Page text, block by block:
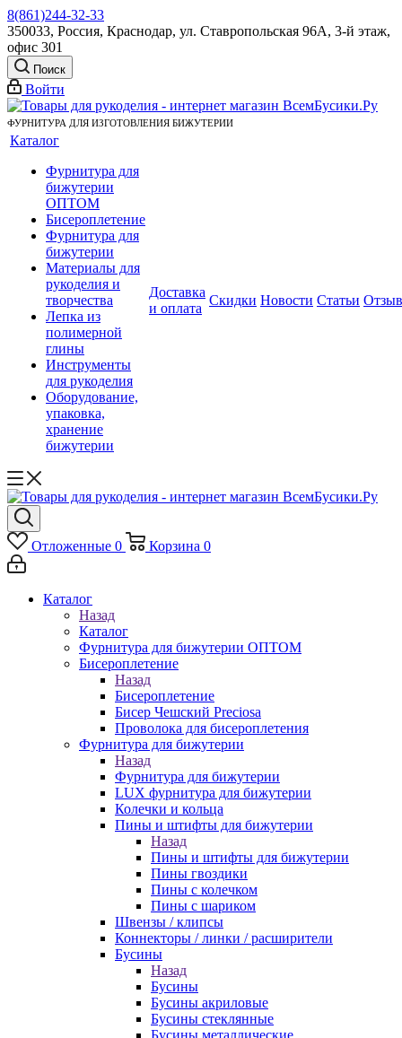
8(861)244-32-33
350033, Россия, Краснодар, ул. Ставропольская 96А, 3-й этаж,
офис 301
Поиск
Войти
ФУРНИТУРА ДЛЯ ИЗГОТОВЛЕНИЯ БИЖУТЕРИИ
Каталог
Фурнитура для
бижутерии
ОПТОМ
Бисероплетение
Фурнитура для
бижутерии
Материалы для
рукоделия и
творчества
Лепка из
полимерной
глины
Инструменты
для рукоделия
Оборудование,
упаковка,
хранение
бижутерии
Доставка
и оплата
Скидки Новости Статьи
Отложенные 0 Корзина 0
Каталог
Назад
Каталог
Фурнитура для бижутерии ОПТОМ
Бисероплетение
Назад
Бисероплетение
Бисер Чешский Preciosa
Проволока для бисероплетения
Фурнитура для бижутерии
Назад
Фурнитура для бижутерии
LUX фурнитура для бижутерии
Колечки и кольца
Пины и штифты для бижутерии
Назад
Пины и штифты для бижутерии
Пины гвоздики
Пины с колечком
Пины с шариком
Швензы / клипсы
Коннекторы / линки / расширители
Бусины
Назад
Бусины
Бусины акриловые
Бусины стеклянные
Бусины металлические